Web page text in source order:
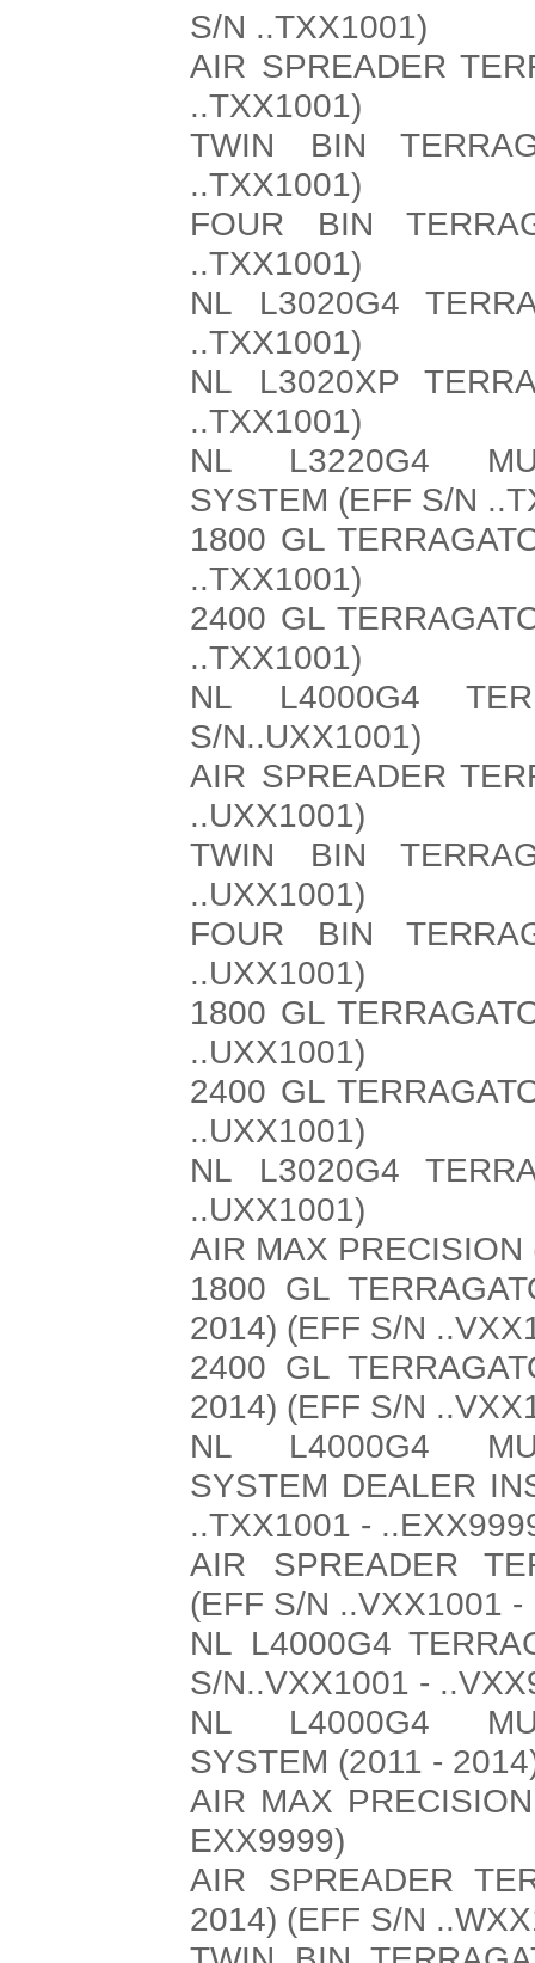
S/N ..TXX1001)
AIR SPREADER
..TXX1001)
TWIN BIN
..TXX1001)
FOUR BIN
..TXX1001)
NL L3020G4
..TXX1001)
NL L3020XP
..TXX1001)
NL L3220G4
SYSTEM (EFF S/N
1800 GL
..TXX1001)
2400 GL
..TXX1001)
NL L4000G4
S/N..UXX1001)
AIR SPREADER
..UXX1001)
TWIN BIN
..UXX1001)
FOUR BIN
..UXX1001)
1800 GL
..UXX1001)
2400 GL
..UXX1001)
NL L3020G4
..UXX1001)
AIR MAX
1800 GL
2014) (EFF S/N
2400 GL
2014) (EFF S/N
NL L4000G4
SYSTEM DEALER
..TXX1001 -
AIR SPREADER
(EFF S/N ..VXX1001
NL L4000G4
S/N..VXX1001 -
NL L4000G4
SYSTEM (2011 -
AIR MAX
EXX9999)
AIR SPREADER
2014) (EFF S/N